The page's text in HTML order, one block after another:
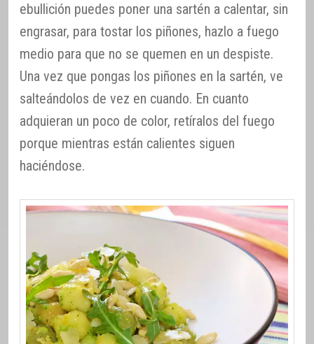
ebullición puedes poner una sartén a calentar, sin
engrasar, para tostar los piñones, hazlo a fuego
medio para que no se quemen en un despiste.
Una vez que pongas los piñones en la sartén, ve
salteándolos de vez en cuando. En cuanto
adquieran un poco de color, retíralos del fuego
porque mientras están calientes siguen
haciéndose.